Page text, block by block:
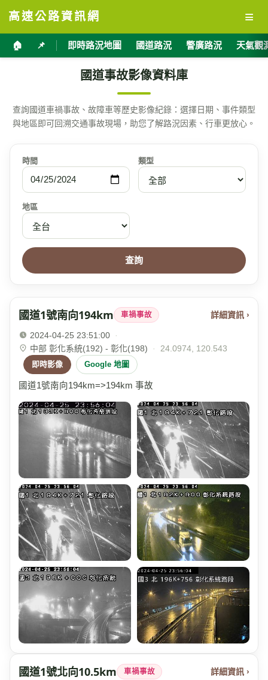
高速公路資訊網 ≡
🏠 📌 即時路況地圖 國道路況 警廣路況 天氣觀
國道事故影像資料庫
查詢國道車禍事故、故障車等歷史影像紀錄：選擇日期、事件類型
與地區即可回溯交通事故現場，助您了解路況因素、行車更放心。
時間 類型
地區
查詢
國道1號南向194km 車禍事故 詳細資訊 ›
2024-04-25 23:51:00
·
中部 彰化系統(192) - 彰化(198)
· 24.0974, 120.543
即時影像 Google 地圖
國道1號南向194km=>194km 事故
國道1號北向10.5km 車禍事故 詳細資訊 ›